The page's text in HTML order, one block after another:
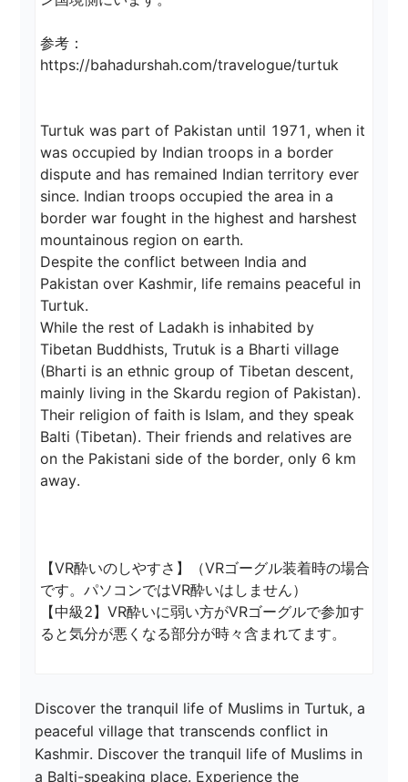
参考：
https://bahadurshah.com/travelogue/turtuk
Turtuk was part of Pakistan until 1971, when it
was occupied by Indian troops in a border
dispute and has remained Indian territory ever
since. Indian troops occupied the area in a
border war fought in the highest and harshest
mountainous region on earth.
Despite the conflict between India and
Pakistan over Kashmir, life remains peaceful in
Turtuk.
While the rest of Ladakh is inhabited by
Tibetan Buddhists, Trutuk is a Bharti village
(Bharti is an ethnic group of Tibetan descent,
mainly living in the Skardu region of Pakistan).
Their religion of faith is Islam, and they speak
Balti (Tibetan). Their friends and relatives are
on the Pakistani side of the border, only 6 km
away.
【VR酔いのしやすさ】（VRゴーグル装着時の場合
です。パソコンではVR酔いはしません）
【中級2】VR酔いに弱い方がVRゴーグルで参加す
ると気分が悪くなる部分が時々含まれてます。
Discover the tranquil life of Muslims in Turtuk, a
peaceful village that transcends conflict in
Kashmir. Discover the tranquil life of Muslims in
a Balti-speaking place. Experience the